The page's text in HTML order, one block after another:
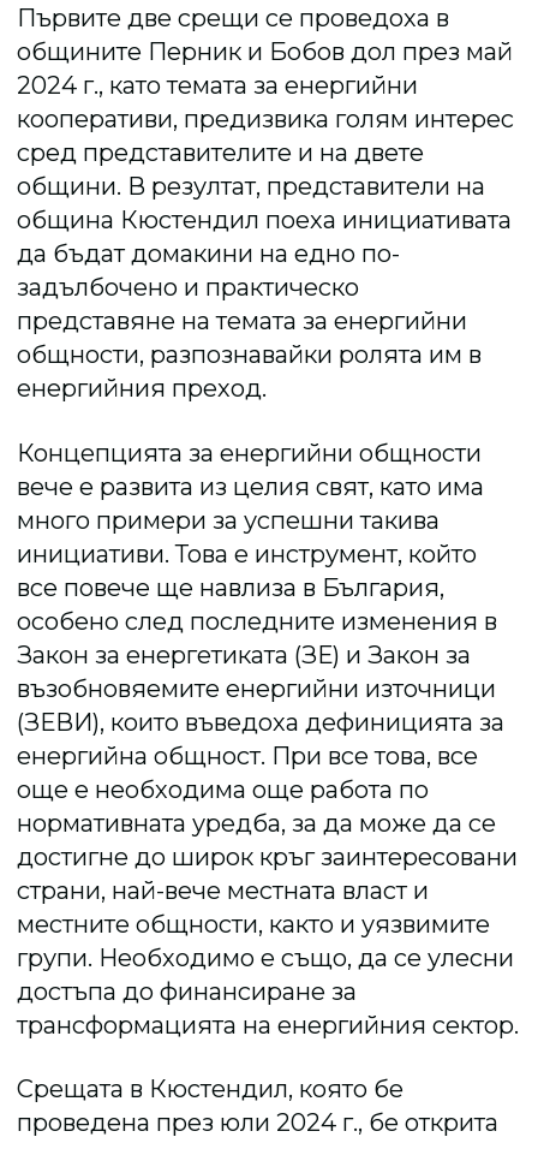
Първите две срещи се проведоха в
общините Перник и Бобов дол през май
2024 г., като темата за енергийни
кооперативи, предизвика голям интерес
сред представителите и на двете
общини. В резултат, представители на
община Кюстендил поеха инициативата
да бъдат домакини на едно по-
задълбочено и практическо
представяне на темата за енергийни
общности, разпознавайки ролята им в
енергийния преход.
Концепцията за енергийни общности
вече е развита из целия свят, като има
много примери за успешни такива
инициативи. Това е инструмент, който
все повече ще навлиза в България,
особено след последните изменения в
Закон за енергетиката (ЗЕ) и Закон за
възобновяемите енергийни източници
(ЗЕВИ), които въведоха дефиницията за
енергийна общност. При все това, все
още е необходима още работа по
нормативната уредба, за да може да се
достигне до широк кръг заинтересовани
страни, най-вече местната власт и
местните общности, както и уязвимите
групи. Необходимо е също, да се улесни
достъпа до финансиране за
трансформацията на енергийния сектор.
Срещата в Кюстендил, която бе
проведена през юли 2024 г., бе открита